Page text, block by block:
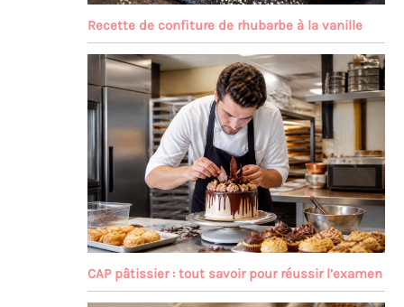
Recette de confiture de rhubarbe à la vanille
CAP pâtissier : tout savoir pour réussir l’examen